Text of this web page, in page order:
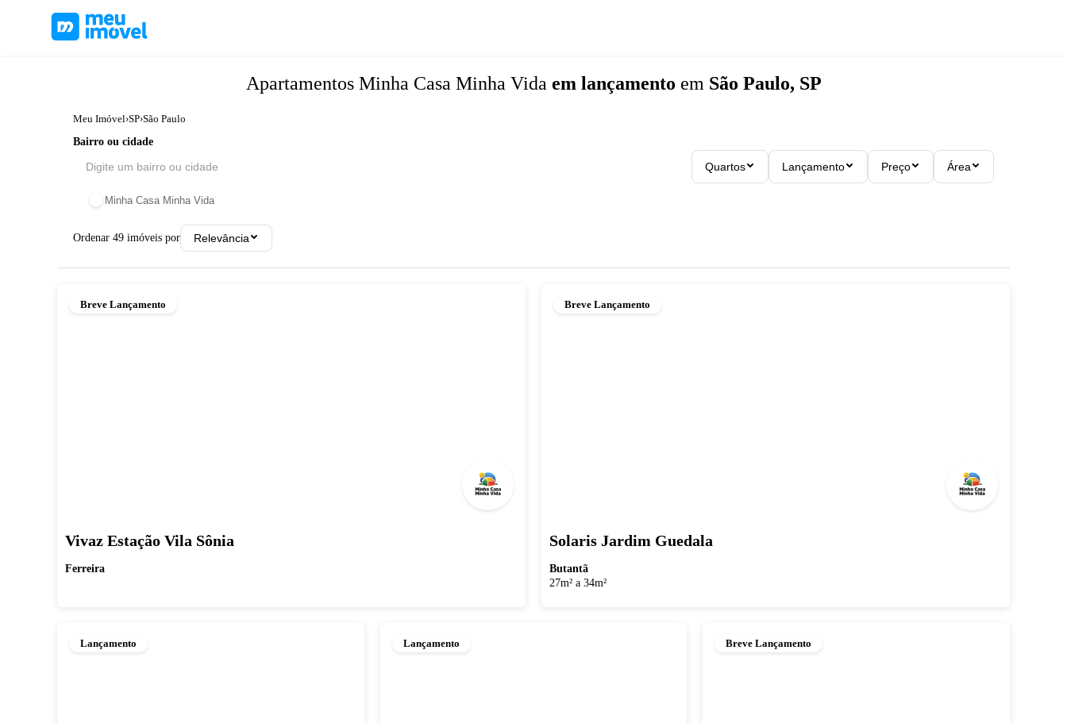
Apartamentos Minha Casa Minha Vida em lançamento em São Paulo, SP
Meu Imóvel›SP›São Paulo
Bairro ou cidade
Quartos Lançamento Preço Área
Minha Casa Minha Vida
Ordenar 49 imóveis por Relevância
Breve Lançamento
Vivaz Estação Vila Sônia
Ferreira
Breve Lançamento
Solaris Jardim Guedala
Butantã
27m² a 34m²
Lançamento Lançamento Breve Lançamento